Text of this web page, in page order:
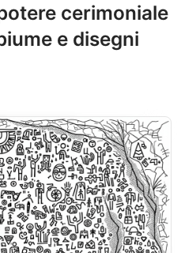
cerimoniale
e disegni